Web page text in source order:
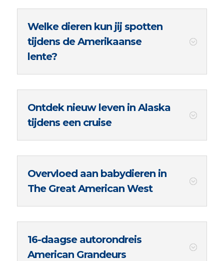
Welke dieren kun jij spotten
tijdens de Amerikaanse
lente?
Ontdek nieuw leven in Alaska
tijdens een cruise
Overvloed aan babydieren in
The Great American West
16-daagse autorondreis
American Grandeurs